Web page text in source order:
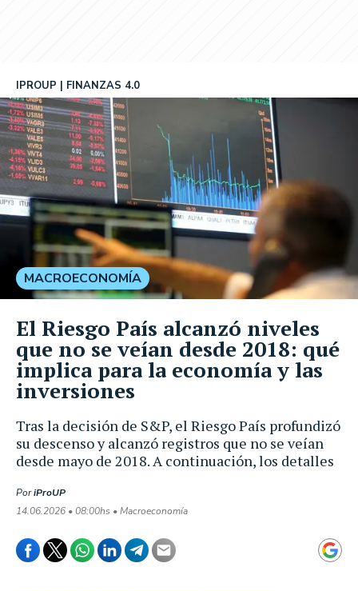
Tras la decisión de S&P, el Riesgo País profundizó
su descenso y alcanzó registros que no se veían
desde mayo de 2018. A continuación, los detalles
IPROUP FINANZAS 4.0
PoriProUP
14.06.2026 • 08:00hs • Macroeconomía
MACROECONOMÍA
El Riesgo País alcanzó niveles
que no se veían desde 2018: qué
implica para la economía y las
inversiones